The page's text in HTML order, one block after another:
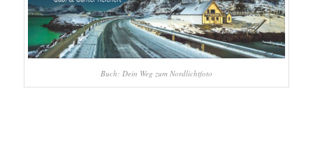
Buch: Dein Weg zum Nordlichtfoto